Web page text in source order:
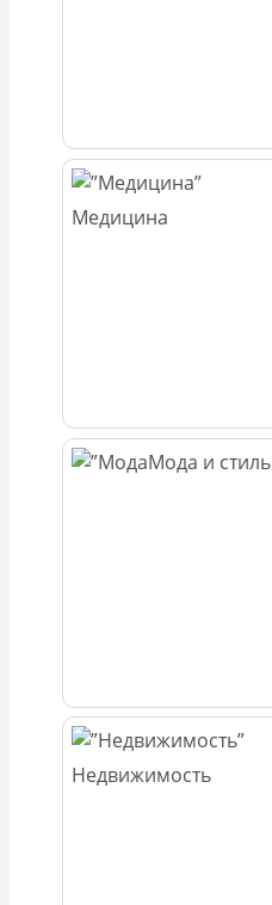
Медицина
Мода и стиль
Недвижимость